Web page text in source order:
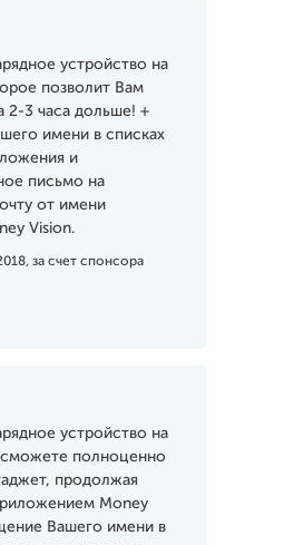
устройство на
позволит Вам
2-3 часа дольше! +
имени в списках
и
письмо на
от имени
Vision.
за счет спонсора
устройство на
полноценно
продолжая
Money
Вашего имени в